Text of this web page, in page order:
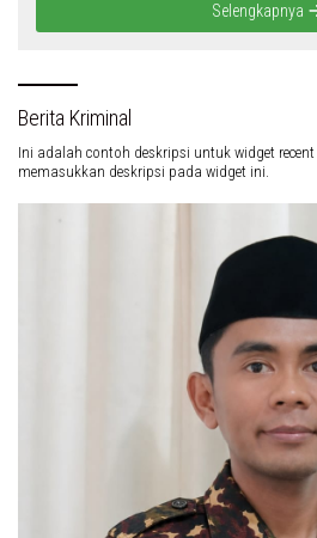
Ribuan Suporter Padati Pakansari, Rudy
Juli 25, 2026
Perumda Tirta
Salurkan 12.000
Panjang
Juli 7, 2026
Mathla’ul Anwar
Bupati Rudy